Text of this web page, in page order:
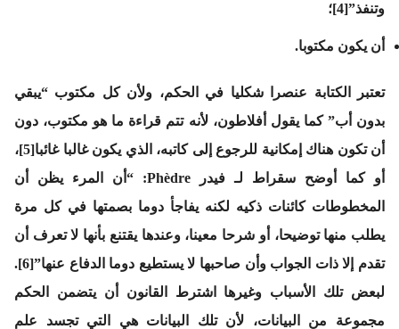
وتنفذ”[4]؛
أن يكون مكتوبا.
تعتبر الكتابة عنصرا شكليا في الحكم، ولأن كل مكتوب “يبقي
بدون أب” كما يقول أفلاطون، لأنه تتم قراءة ما هو مكتوب، دون
أن تكون هناك إمكانية للرجوع إلى كاتبه، الذي يكون غالبا غائبا[5]،
أو كما أوضح سقراط لـ فيدر Phèdre: “أن المرء يظن أن
المخطوطات كائنات ذكيه لكنه يفاجأ دوما بصمتها في كل مرة
يطلب منها توضيحا، أو شرحا معينا، وعندها يقتنع بأنها لا تعرف أن
تقدم إلا ذات الجواب وأن صاحبها لا يستطيع دوما الدفاع عنها”[6].
لبعض تلك الأسباب وغيرها اشترط القانون أن يتضمن الحكم
مجموعة من البيانات، لأن تلك البيانات هي التي تجسد علم